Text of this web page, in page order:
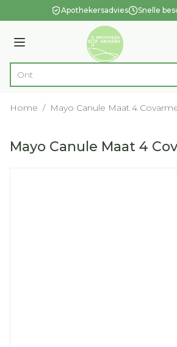
Ga naar de inhoudApothekersadvies Snelle
Menu
Product, merk, categorie...
Home / Mayo Canule Maat 4
Mayo Canule Maat 4